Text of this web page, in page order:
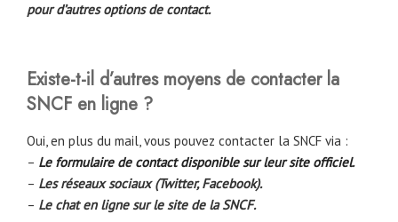
pour d’autres options de contact.
Existe-t-il d’autres moyens de contacter la
SNCF en ligne ?
Oui, en plus du mail, vous pouvez contacter la SNCF via :
– Le formulaire de contact disponible sur leur site officiel.
– Les réseaux sociaux (Twitter, Facebook).
– Le chat en ligne sur le site de la SNCF.